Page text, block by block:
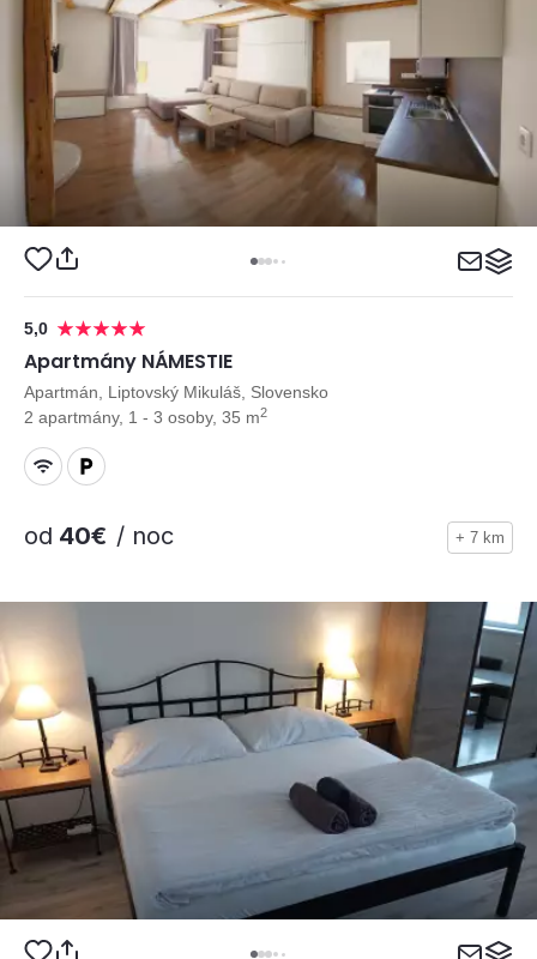
5,0
Apartmány NÁMESTIE
Apartmán, Liptovský Mikuláš, Slovensko
2 apartmány, 1 - 3 osoby, 35 m2
od 40€ / noc + 7 km